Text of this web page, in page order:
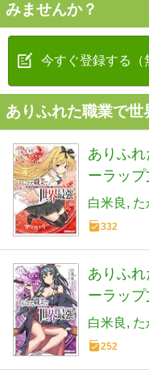
みませんか？
今すぐ登録する（
ありふれた職業で世
ありふ
ーラップ
白米良 た
332
ありふ
ーラップ
白米良 た
252